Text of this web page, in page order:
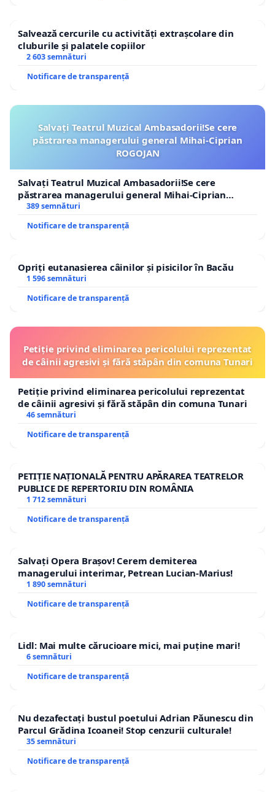
Salvează cercurile cu activități extrașcolare din
cluburile și palatele copiilor
2 603 semnături
Notificare de transparență
Salvați Teatrul Muzical Ambasadorii!Se cere
păstrarea managerului general Mihai-Ciprian
ROGOJAN
Salvați Teatrul Muzical Ambasadorii!Se cere
păstrarea managerului general Mihai-Ciprian
ROGOJAN
389 semnături
Notificare de transparență
Opriți eutanasierea câinilor și pisicilor în Bacău
1 596 semnături
Notificare de transparență
Petiție privind eliminarea pericolului reprezentat
de câinii agresivi și fără stăpân din comuna Tunari
Petiție privind eliminarea pericolului reprezentat
de câinii agresivi și fără stăpân din comuna Tunari
46 semnături
Notificare de transparență
PETIȚIE NAȚIONALĂ PENTRU APĂRAREA TEATRELOR
PUBLICE DE REPERTORIU DIN ROMÂNIA
1 712 semnături
Notificare de transparență
Salvați Opera Brașov! Cerem demiterea
managerului interimar, Petrean Lucian-Marius!
1 890 semnături
Notificare de transparență
Lidl: Mai multe cărucioare mici, mai puține mari!
6 semnături
Notificare de transparență
Nu dezafectați bustul poetului Adrian Păunescu din
Parcul Grădina Icoanei! Stop cenzurii culturale!
35 semnături
Notificare de transparență